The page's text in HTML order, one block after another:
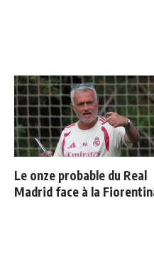
Le onze probable du Real
Madrid face à la